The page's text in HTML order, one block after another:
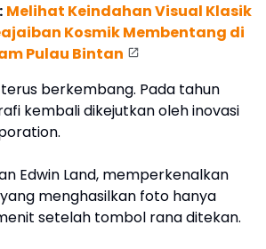
Melihat Keindahan Visual Klasik
Kosmik Membentang di
Pulau Bintan
berkembang. Pada tahun
kembali dikejutkan oleh inovasi
Edwin Land, memperkenalkan
menghasilkan foto hanya
setelah tombol rana ditekan.